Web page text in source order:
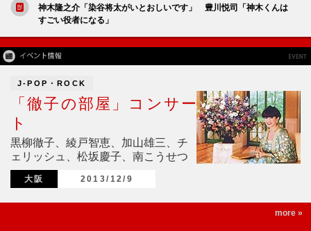
神木隆之介「染谷将太がいとおしいです」 豊川悦司「神木くんは
すごい役者になる」
J-POP・ROCK
「徹子の部屋」コンサー
ト
黒柳徹子、綾戸智恵、加山雄三、チ
ェリッシュ、松坂慶子、南こうせつ
大阪 2013/12/9
more »